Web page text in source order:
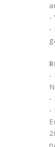
-
-
-
-
-